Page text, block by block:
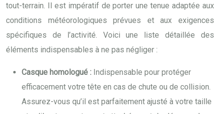
tout-terrain. Il est impératif de porter une tenue adaptée aux
conditions météorologiques prévues et aux exigences
spécifiques de l’activité. Voici une liste détaillée des
éléments indispensables à ne pas négliger :
Casque homologué : Indispensable pour protéger
efficacement votre tête en cas de chute ou de collision.
Assurez-vous qu’il est parfaitement ajusté à votre taille